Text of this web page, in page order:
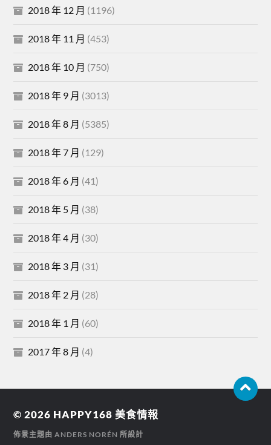
2018 年 12 月 (1196)
2018 年 11 月 (453)
2018 年 10 月 (750)
2018 年 9 月 (3013)
2018 年 8 月 (5385)
2018 年 7 月 (129)
2018 年 6 月 (41)
2018 年 5 月 (38)
2018 年 4 月 (30)
2018 年 3 月 (31)
2018 年 2 月 (28)
2018 年 1 月 (60)
2017 年 8 月 (4)
© 2026 HAPPY168 美食情報
佈景主題由ANDERS NORÉN 所設計